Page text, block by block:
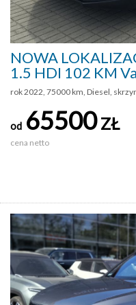
NOWA
1.5 HDI 102 KM
rok 2022, 75000 km, Diesel,
od 65500ZŁ
cena netto